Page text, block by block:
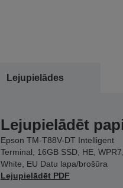
Lejupielādes
Lejupielādēt
Epson TM-T88V-DT Intelligent
Terminal, 16GB SSD, HE, WPR7,
White, EU Datu lapa/brošūra
Lejupielādēt PDF